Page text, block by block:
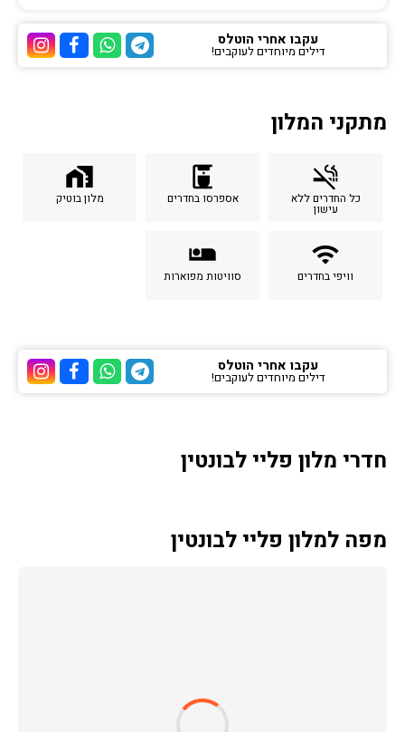
ערוץ ערוץ
ערוץ הוואטסאפ של
ערוץ הטלגרם של הוטלס
עקבו אחרי הוטלס
דילים מיוחדים לעוקבים!
מתקני המלון
smoke_free
כל החדרים ללא
עישון
coffee_maker
אספרסו בחדרים
home_work
מלון בוטיק
wifi
וויפי בחדרים
airline_seat_individual_suite
סוויטות מפוארות
ערוץ ערוץ
ערוץ הוואטסאפ של
ערוץ הטלגרם של הוטלס
עקבו אחרי הוטלס
דילים מיוחדים לעוקבים!
חדרי מלון פליי לבונטין
מפה למלון פליי לבונטין